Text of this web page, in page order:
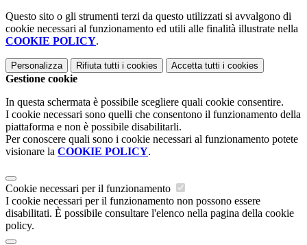
Questo sito o gli strumenti terzi da questo utilizzati si avvalgono di
cookie necessari al funzionamento ed utili alle finalità illustrate nella
COOKIE POLICY.
Personalizza Rifiuta tutti i cookies Accetta tutti i cookies
Gestione cookie
In questa schermata è possibile scegliere quali cookie consentire.
I cookie necessari sono quelli che consentono il funzionamento della
piattaforma e non è possibile disabilitarli.
Per conoscere quali sono i cookie necessari al funzionamento potete
visionare la COOKIE POLICY.
Cookie necessari per il funzionamento
I cookie necessari per il funzionamento non possono essere
disabilitati. È possibile consultare l'elenco nella pagina della cookie
policy.